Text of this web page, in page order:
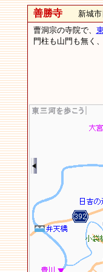
善勝寺新城市
曹洞宗の寺院で、
門柱も山門も無く